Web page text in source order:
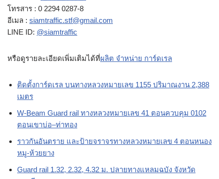
โทรสาร : 0 2294 0287-8
อีเมล : siamtraffic.stf@gmail.com
LINE ID: @siamtraffic
หรือดูรายละเอียดเพิ่มเติมได้ที่ผลิต จำหน่าย การ์ดเรล
ติดตั้งการ์ดเรล บนทางหลวงหมายเลข 1155 ปริมาณงาน 2,388
เมตร
W-Beam Guard rail ทางหลวงหมายเลข 41 ตอนควบคุม 0102
ตอนเขาบ่อ–ท่าทอง
ราวกันอันตราย และป้ายจราจรทางหลวงหมายเลข 4 ตอนหนอง
หมู-ห้วยยาง
Guard rail 1.32, 2.32, 4.32 ม. ปลายทางแหลมฉบัง จังหวัด